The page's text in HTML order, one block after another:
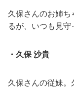
久保さんのお姉ち
るが、いつも見守
・久保 沙貴
久保さんの従妹。